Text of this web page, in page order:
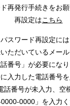
再発行手続きをお願
再設定はこちら
パスワード再設定には
ただいているメール
話番号」が必要になり
入力した電話番号を
話番号が未入力、空
0000-0000」を入力く